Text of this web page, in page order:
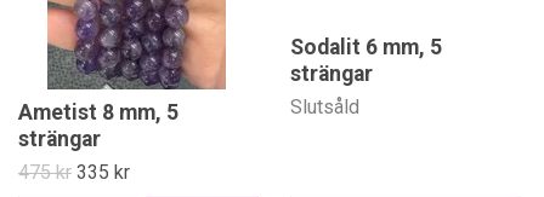
Ametist 8 mm, 5
strängar
475 kr 335 kr
Sodalit 6 mm, 5
strängar
Slutsåld